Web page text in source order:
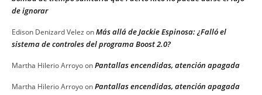
de ignorar
Edison Denizard Velez onMás allá de Jackie Espinosa: ¿Falló el
sistema de controles del programa Boost 2.0?
Martha Hilerio ArroyoonPantallas encendidas, atención apagada
Martha Hilerio ArroyoonPantallas encendidas, atención apagada